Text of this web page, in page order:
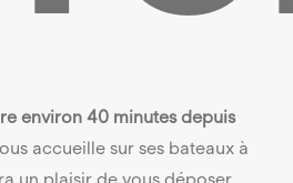
environ 40 minutes depuis
accueille sur ses bateaux à